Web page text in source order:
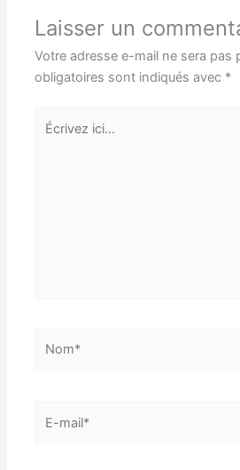
Laisser un
Votre adresse e-mail ne sera pas
obligatoires sont indiqués avec *
Écrivez
ici…